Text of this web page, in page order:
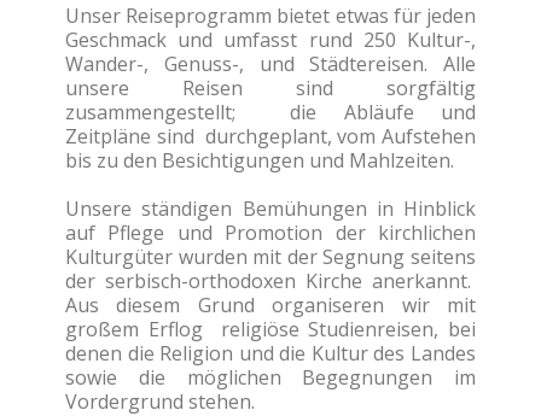
Unser Reiseprogramm bietet etwas für jeden
Geschmack und umfasst rund 250 Kultur-,
Wander-, Genuss-, und Städtereisen. Alle
unsere Reisen sind sorgfältig
zusammengestellt; die Abläufe und
Zeitpläne sind durchgeplant, vom Aufstehen
bis zu den Besichtigungen und Mahlzeiten.
Unsere ständigen Bemühungen in Hinblick
auf Pflege und Promotion der kirchlichen
Kulturgüter wurden mit der Segnung seitens
der serbisch-orthodoxen Kirche anerkannt.
Aus diesem Grund organiseren wir mit
großem Erflog religiöse Studienreisen, bei
denen die Religion und die Kultur des Landes
sowie die möglichen Begegnungen im
Vordergrund stehen.